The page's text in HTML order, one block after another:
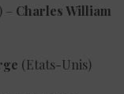
) – Charles William
(Etats-Unis)